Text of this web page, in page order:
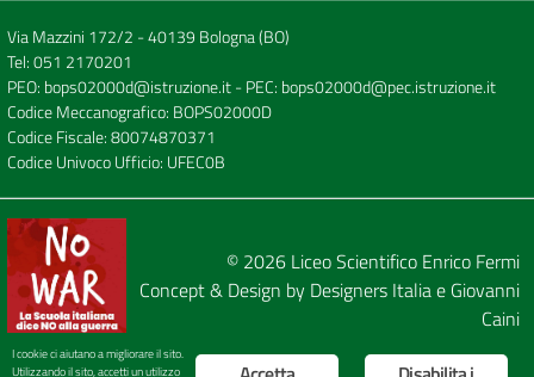
Via Mazzini 172/2 - 40139 Bologna (BO)
Tel:051 2170201
PEO: bops02000d@istruzione.it- PEC: bops02000d@pec.istruzione.it
Codice Meccanografico: BOPS02000D
Codice Fiscale: 80074870371
Codice Univoco Ufficio: UFEC0B
© 2026 Liceo Scientifico Enrico Fermi
Concept & Design by Designers Italiae Giovanni
Caini
I cookie ci aiutano a migliorare il sito.
Utilizzando il sito, accetti un utilizzo